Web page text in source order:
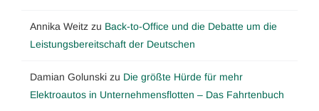
Annika Weitz zu Back-to-Office und die Debatte um die
Leistungsbereitschaft der Deutschen
Damian Golunski zu Die größte Hürde für mehr
Elektroautos in Unternehmensflotten – Das Fahrtenbuch